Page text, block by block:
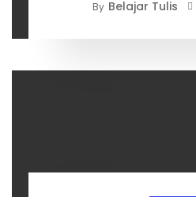
By Belajar Tulis